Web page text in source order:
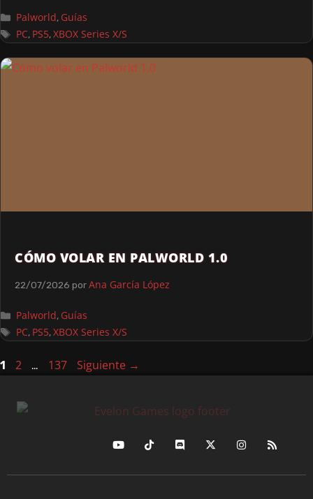
Palworld, Guías
PC, PS5,XBOX Series X/S
CÓMO VOLAR EN PALWORLD 1.0
22/07/2026 porAna García López
Palworld, Guías
PC, PS5,XBOX Series X/S
1 2 … 137 Siguiente →